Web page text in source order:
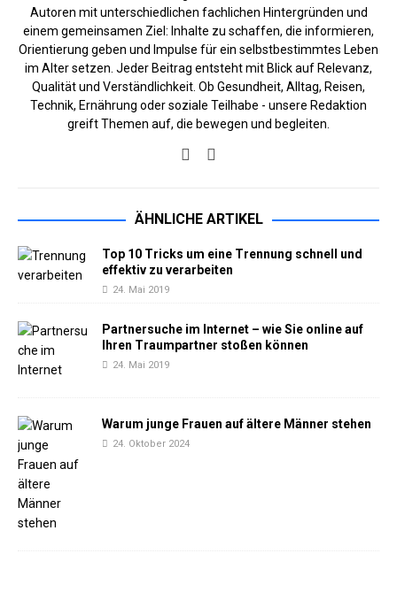
Autoren mit unterschiedlichen fachlichen Hintergründen und
einem gemeinsamen Ziel: Inhalte zu schaffen, die informieren,
Orientierung geben und Impulse für ein selbstbestimmtes Leben
im Alter setzen. Jeder Beitrag entsteht mit Blick auf Relevanz,
Qualität und Verständlichkeit. Ob Gesundheit, Alltag, Reisen,
Technik, Ernährung oder soziale Teilhabe - unsere Redaktion
greift Themen auf, die bewegen und begleiten.
ÄHNLICHE ARTIKEL
Top 10 Tricks um eine Trennung schnell und
effektiv zu verarbeiten
24. Mai 2019
Partnersuche im Internet – wie Sie online auf
Ihren Traumpartner stoßen können
24. Mai 2019
Warum junge Frauen auf ältere Männer stehen
24. Oktober 2024